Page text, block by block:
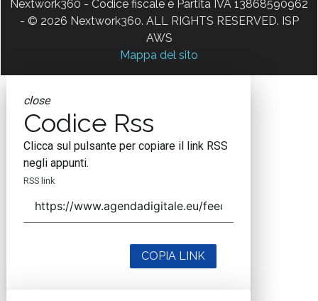
Nextwork360 - Codice fiscale e Partita IVA 13868590962
- © 2026 Nextwork360. ALL RIGHTS RESERVED. ISP
AWS
Mappa del sito
close
Codice Rss
Clicca sul pulsante per copiare il link RSS
negli appunti.
RSS link
COPIA LINK